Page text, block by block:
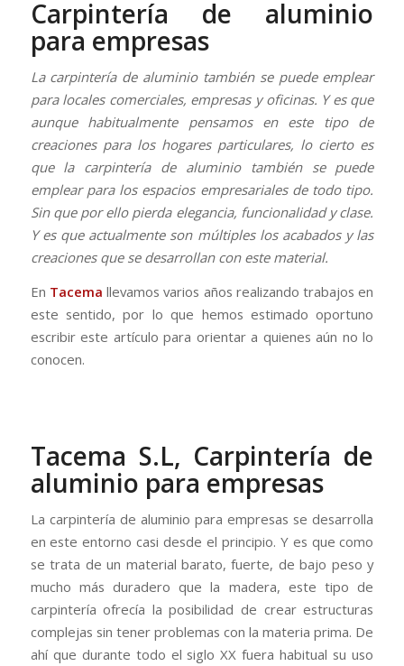
Carpintería de aluminio
para empresas
La carpintería de aluminio también se puede emplear
para locales comerciales, empresas y oficinas. Y es que
aunque habitualmente pensamos en este tipo de
creaciones para los hogares particulares, lo cierto es
que la carpintería de aluminio también se puede
emplear para los espacios empresariales de todo tipo.
Sin que por ello pierda elegancia, funcionalidad y clase.
Y es que actualmente son múltiples los acabados y las
creaciones que se desarrollan con este material.
En Tacema llevamos varios años realizando trabajos en
este sentido, por lo que hemos estimado oportuno
escribir este artículo para orientar a quienes aún no lo
conocen.
Tacema S.L, Carpintería de
aluminio para empresas
La carpintería de aluminio para empresas se desarrolla
en este entorno casi desde el principio. Y es que como
se trata de un material barato, fuerte, de bajo peso y
mucho más duradero que la madera, este tipo de
carpintería ofrecía la posibilidad de crear estructuras
complejas sin tener problemas con la materia prima. De
ahí que durante todo el siglo XX fuera habitual su uso